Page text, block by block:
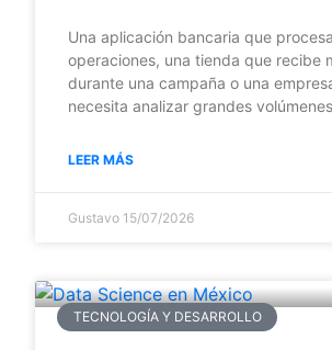
Una aplicación bancaria que
operaciones, una tienda que recibe
durante una campaña o una
necesita analizar grandes volúmenes
LEER MÁS
Gustavo 15/07/2026
TECNOLOGÍA Y DESARROLLO